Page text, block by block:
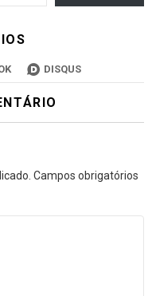
DISQUS
Campos obrigatórios